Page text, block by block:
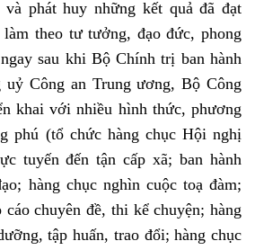
phát huy những kết quả đã đạt
theo tư tưởng, đạo đức, phong
sau khi Bộ Chính trị ban hành
Công an Trung ương, Bộ Công
khai với nhiều hình thức, phương
phú (tổ chức hàng chục Hội nghị
tuyến đến tận cấp xã; ban hành
hàng chục nghìn cuộc toạ đàm;
chuyên đề, thi kể chuyện; hàng
tập huấn, trao đổi; hàng chục